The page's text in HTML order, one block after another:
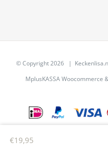
€19,95
© Copyright2026 |
MplusKASSA Woocommerce